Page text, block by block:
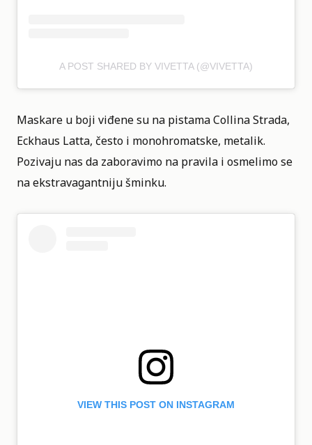
A POST SHARED BY VIVETTA (@VIVETTA)
Maskare u boji viđene su na pistama Collina Strada,
Eckhaus Latta, često i monohromatske, metalik.
Pozivaju nas da zaboravimo na pravila i osmelimo se
na ekstravagantniju šminku.
VIEW THIS POST ON INSTAGRAM